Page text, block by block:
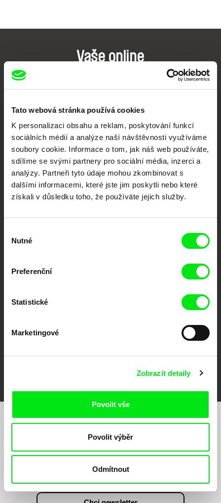
Tato webová stránka používá cookies
K personalizaci obsahu a reklam, poskytování funkcí
sociálních médií a analýze naší návštěvnosti využíváme
soubory cookie. Informace o tom, jak náš web používáte,
sdílíme se svými partnery pro sociální média, inzerci a
analýzy. Partneři tyto údaje mohou zkombinovat s
dalšími informacemi, které jste jim poskytli nebo které
získali v důsledku toho, že používáte jejich služby.
souhlasu
Nutné
Preferenční
Statistické
Marketingové
Zobrazit detaily
Povolit vše
Povolit výběr
Odmítnout
Vaše online
každý týden
Portál DAFilms.cz je výsledkem tvůrčí spolupráce 7 klíčových evropských
festivalů dokumentárního filmu sdružených do Doc Alliance. Naším cílem je
posouvat hranice dokumentárního filmu, propagovat jeho rozmanitost a
podporovat kvalitní autorské filmy.
Členové Doc Alliance
CPH:DOX DOK Leipzig
filmovém programu?